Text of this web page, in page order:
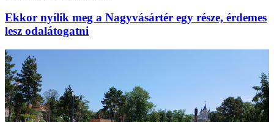
Ekkor nyílik meg a Nagyvásártér egy része, érdemes
lesz odalátogatni